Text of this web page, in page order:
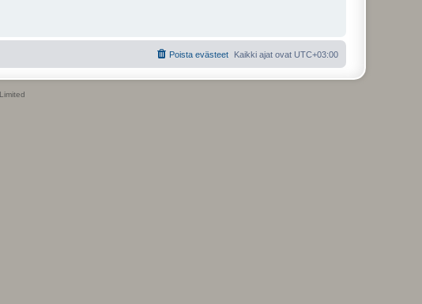
Kaikki ajat ovat UTC+03:00
Poista evästeet